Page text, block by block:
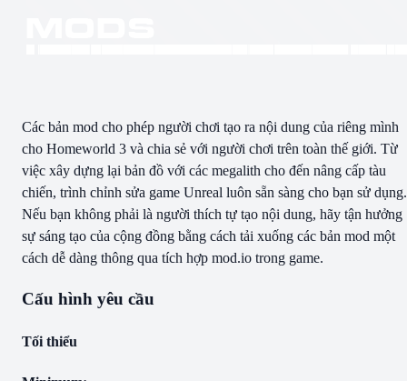
Các bản mod cho phép người chơi tạo ra nội dung của riêng mình
cho Homeworld 3 và chia sẻ với người chơi trên toàn thế giới. Từ
việc xây dựng lại bản đồ với các megalith cho đến nâng cấp tàu
chiến, trình chỉnh sửa game Unreal luôn sẵn sàng cho bạn sử dụng.
Nếu bạn không phải là người thích tự tạo nội dung, hãy tận hưởng
sự sáng tạo của cộng đồng bằng cách tải xuống các bản mod một
cách dễ dàng thông qua tích hợp mod.io trong game.
Cấu hình yêu cầu
Tối thiểu